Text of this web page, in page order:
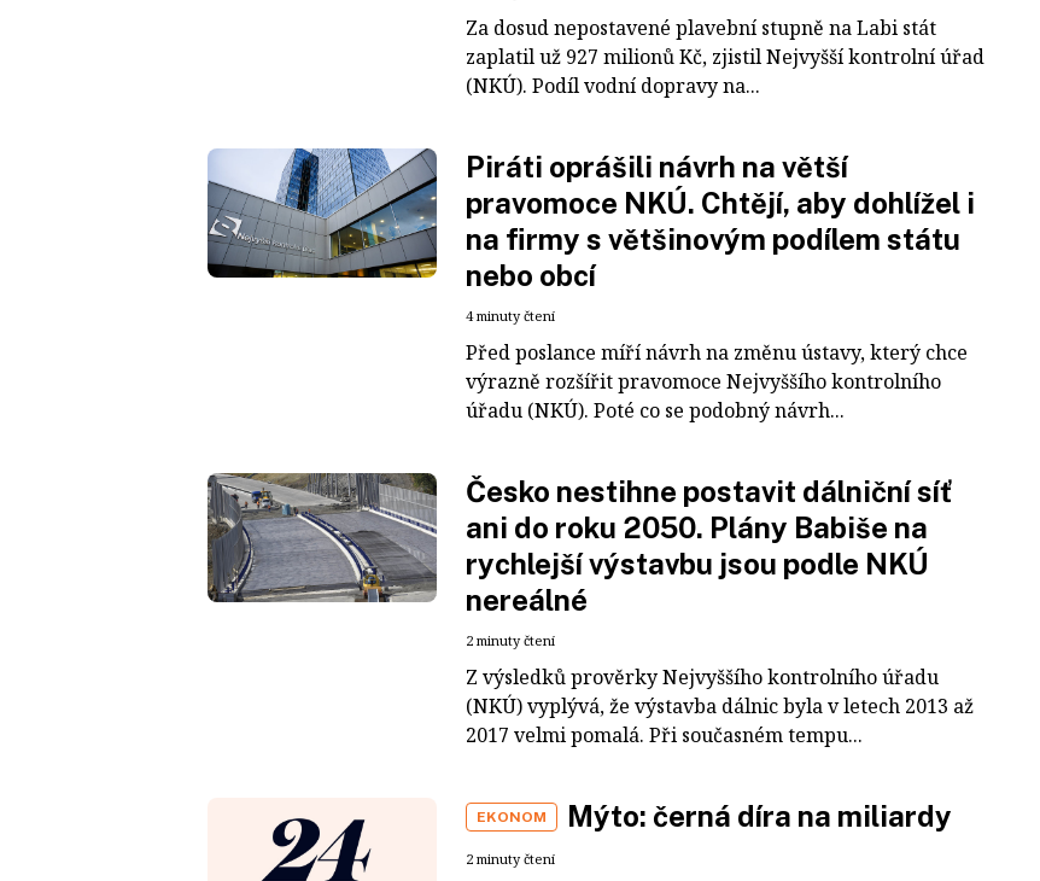
Za dosud nepostavené plavební stupně na Labi stát
zaplatil už 927 milionů Kč, zjistil Nejvyšší kontrolní úřad
(NKÚ). Podíl vodní dopravy na...
Piráti oprášili návrh na větší
pravomoce NKÚ. Chtějí, aby dohlížel i
na firmy s většinovým podílem státu
nebo obcí
4 minuty čtení
Před poslance míří návrh na změnu ústavy, který chce
výrazně rozšířit pravomoce Nejvyššího kontrolního
úřadu (NKÚ). Poté co se podobný návrh...
Česko nestihne postavit dálniční síť
ani do roku 2050. Plány Babiše na
rychlejší výstavbu jsou podle NKÚ
nereálné
2 minuty čtení
Z výsledků prověrky Nejvyššího kontrolního úřadu
(NKÚ) vyplývá, že výstavba dálnic byla v letech 2013 až
2017 velmi pomalá. Při současném tempu...
EKONOM Mýto: černá díra na miliardy
2 minuty čtení